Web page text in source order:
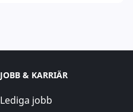
JOBB & KARRIÄR
Lediga jobb